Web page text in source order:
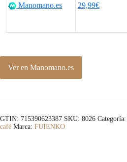
Manomano.es 29,99€
Ver en Manomano.es
GTIN: 715390623387 SKU: 8026 Categoría:
café Marca: FUIENKO